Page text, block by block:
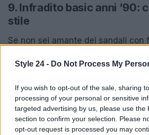
Style 24 - Do Not Process My
If you wish to opt-out of the sale, sharing
processing of your personal or sensitive
targeted advertising by us, please use the
section to confirm your selection. Please
opt-out request is processed you may
9. Infradito basic anni ’90:
stile
Se non sei amante dei sandali con
infradito basic anni ’90 sono la
un design semplice ma elegante,
al mare. Facili da abbinare e super
potrai più farne a meno! Chi non
comfort senza rinunciare allo stile?